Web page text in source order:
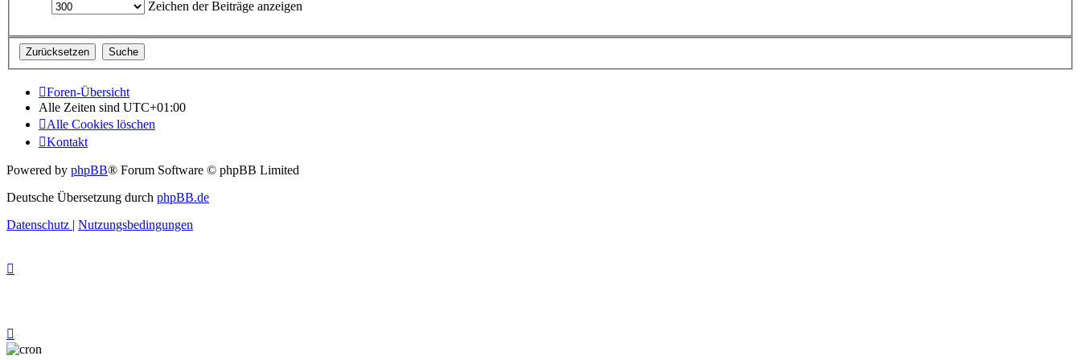
Zeichen der Beiträge anzeigen
Foren-Übersicht
Alle Zeiten sind UTC+01:00
Alle Cookies löschen
Kontakt
Powered by phpBB® Forum Software © phpBB Limited
Deutsche Übersetzung durch phpBB.de
Datenschutz | Nutzungsbedingungen